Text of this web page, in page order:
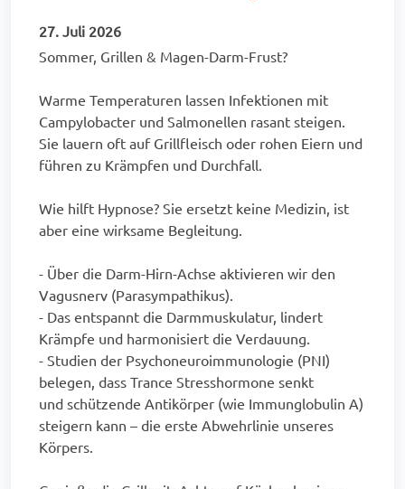
27. Juli 2026
Sommer, Grillen & Magen-Darm-Frust?
Warme Temperaturen lassen Infektionen mit
Campylobacter und Salmonellen rasant steigen.
Sie lauern oft auf Grillfleisch oder rohen Eiern und
führen zu Krämpfen und Durchfall.
Wie hilft Hypnose? Sie ersetzt keine Medizin, ist
aber eine wirksame Begleitung.
- Über die Darm-Hirn-Achse aktivieren wir den
Vagusnerv (Parasympathikus).
- Das entspannt die Darmmuskulatur, lindert
Krämpfe und harmonisiert die Verdauung.
- Studien der Psychoneuroimmunologie (PNI)
belegen, dass Trance Stresshormone senkt
und schützende Antikörper (wie Immunglobulin A)
steigern kann – die erste Abwehrlinie unseres
Körpers.